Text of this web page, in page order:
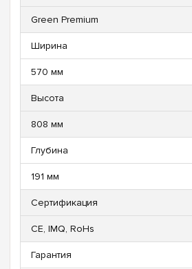
Green Premium
Ширина
570 мм
Высота
808 мм
Глубина
191 мм
Сертификация
CE, IMQ, RoHs
Гарантия